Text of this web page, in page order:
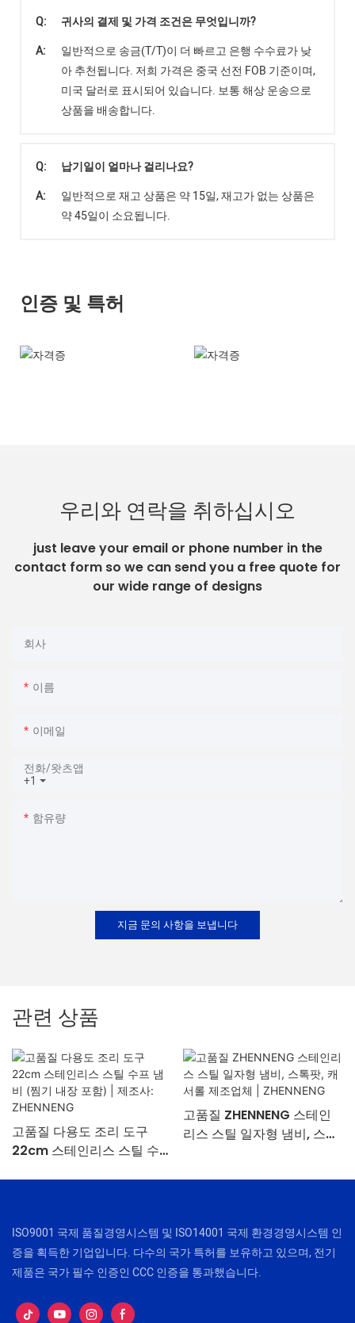
Q:
귀사의 결제 및 가격 조건은 무엇입니까?
A:
일반적으로 송금(T/T)이 더 빠르고 은행 수수료가 낮
아 추천됩니다. 저희 가격은 중국 선전 FOB 기준이며,
미국 달러로 표시되어 있습니다. 보통 해상 운송으로
상품을 배송합니다.
Q:
납기일이 얼마나 걸리나요?
A:
일반적으로 재고 상품은 약 15일, 재고가 없는 상품은
약 45일이 소요됩니다.
인증 및 특허
우리와 연락을 취하십시오
just leave your email or phone number in the
contact form so we can send you a free quote for
our wide range of designs
회사
이름
이메일
+1
전화/왓츠앱
함유량
지금 문의 사항을 보냅니다
관련 상품
고품질 다용도 조리 도구
22cm 스테인리스 스틸 수프
고품질 ZHENNENG 스테인
리스 스틸 일자형 냄비, 스톡
ISO9001 국제 품질경영시스템 및 ISO14001 국제 환경경영시스템 인
증을 획득한 기업입니다. 다수의 국가 특허를 보유하고 있으며, 전기
제품은 국가 필수 인증인 CCC 인증을 통과했습니다.